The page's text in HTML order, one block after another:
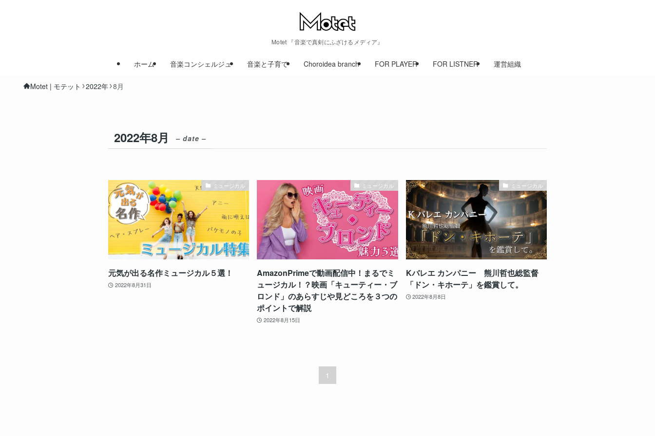
Motet 『音楽で真剣にふざけるメディア』
ホーム 音楽コンシェルジュ 音楽と子育て Choroidea branch FOR PLAYER FOR LISTNER 運営組織
Motet | モテット 2022年 8月
2022年8月 – date –
ミュージカル
元気が出る名作ミュージカル５選！
2022年8月31日
ミュージカル
AmazonPrimeで動画配信中！まるでミ
ュージカル！？映画「キューティー・ブ
ロンド」のあらすじや見どころを３つの
ポイントで解説
2022年8月15日
ミュージカル
Kバレエ カンパニー 熊川哲也総監督
「ドン・キホーテ」を鑑賞して。
2022年8月8日
1